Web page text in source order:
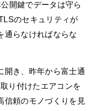
開鍵でデータは守ら
のセキュリティが
通らなければならな
開き、昨年から富士通
り付けたエアコンを
信頼のモノづくりを見